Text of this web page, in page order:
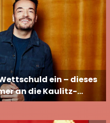
ein – dieses
an die Kaulitz-